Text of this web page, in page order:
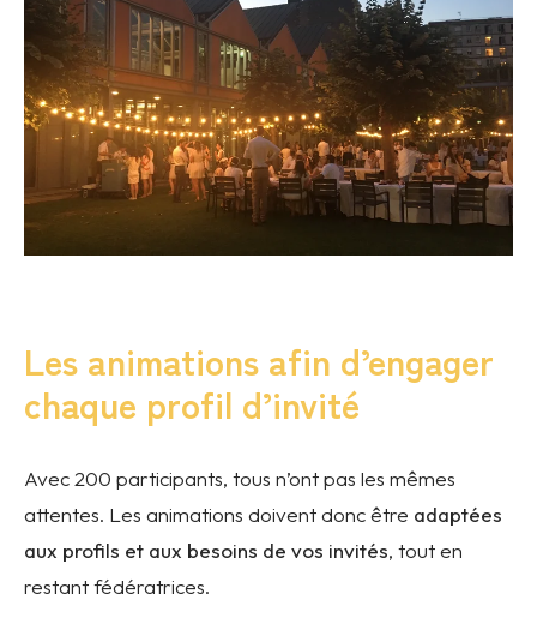
Les animations afin d’engager
chaque profil d’invité
Avec 200 participants, tous n’ont pas les mêmes
attentes. Les animations doivent donc être adaptées
aux profils et aux besoins de vos invités, tout en
restant fédératrices.